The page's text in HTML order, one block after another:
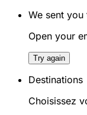
We sent
Open your
Try again
Destinations
Choisissez